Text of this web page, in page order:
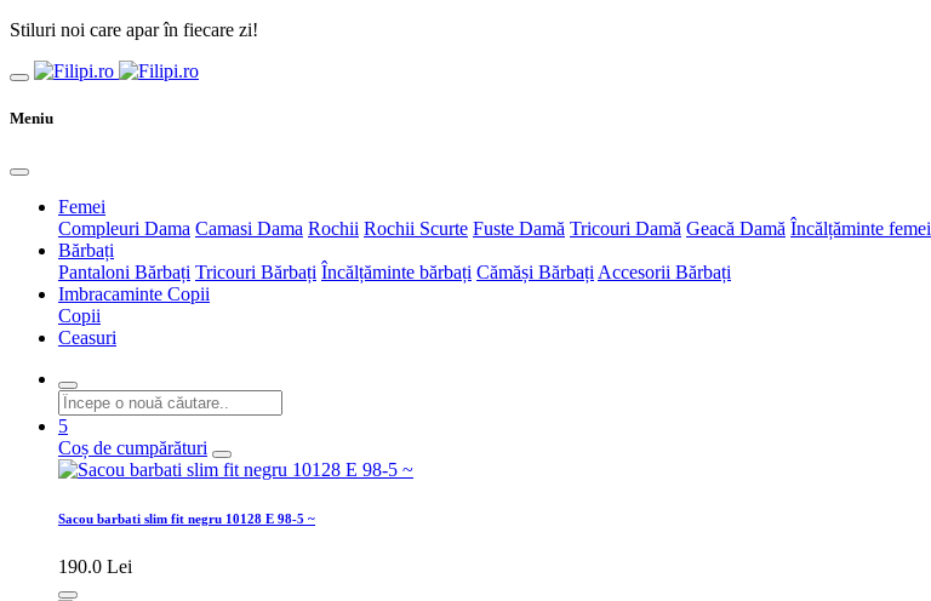
Stiluri noi care apar în fiecare zi!
Meniu
Femei
Compleuri Dama Camasi Dama Rochii Rochii Scurte Fuste Damă Tricouri Damă Geacă Damă Încălțăminte femei
Bărbați
Pantaloni Bărbați Tricouri Bărbați Încălțăminte bărbați Cămăși Bărbați Accesorii Bărbați
Imbracaminte Copii
Copii
Ceasuri
5
Coș de cumpărături
Sacou barbati slim fit negru 10128 E 98-5 ~
190.0 Lei